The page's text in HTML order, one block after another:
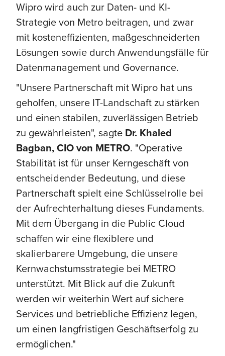
Wipro wird auch zur Daten- und KI-
Strategie von Metro beitragen, und zwar
mit kosteneffizienten, maßgeschneiderten
Lösungen sowie durch Anwendungsfälle für
Datenmanagement und Governance.
"Unsere Partnerschaft mit Wipro hat uns
geholfen, unsere IT-Landschaft zu stärken
und einen stabilen, zuverlässigen Betrieb
zu gewährleisten", sagte Dr. Khaled
Bagban, CIO von METRO. "Operative
Stabilität ist für unser Kerngeschäft von
entscheidender Bedeutung, und diese
Partnerschaft spielt eine Schlüsselrolle bei
der Aufrechterhaltung dieses Fundaments.
Mit dem Übergang in die Public Cloud
schaffen wir eine flexiblere und
skalierbarere Umgebung, die unsere
Kernwachstumsstrategie bei METRO
unterstützt. Mit Blick auf die Zukunft
werden wir weiterhin Wert auf sichere
Services und betriebliche Effizienz legen,
um einen langfristigen Geschäftserfolg zu
ermöglichen."